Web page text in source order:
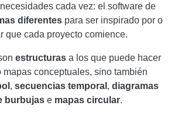
cada vez: el software de
diferentes para ser inspirado por o
que cada proyecto comience.
estructuras a los que puede hacer
mapas conceptuales, sino también
, secuencias temporal , diagramas
burbujas e mapas circular.